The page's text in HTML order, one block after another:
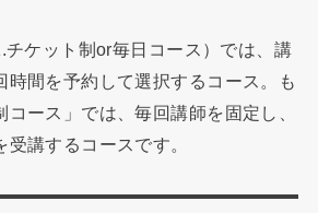
ケット制or毎日コース）では、講
時間を予約して選択するコース。も
ース」では、毎回講師を固定し、
講するコースです。